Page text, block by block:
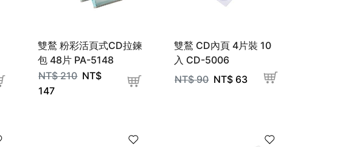
雙鶖 粉彩活頁式CD拉鍊
包 48片 PA-5148
NT$210 NT$
147
雙鶖 CD內頁 4片裝 10
入 CD-5006
NT$90 NT$ 63